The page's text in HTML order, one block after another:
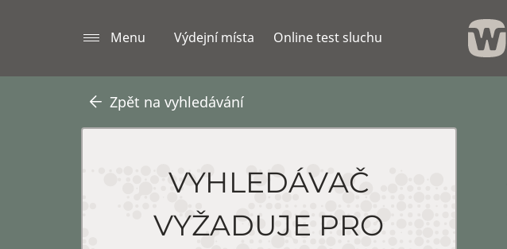
Menu Výdejní místa Online test sluchu
Zpět na vyhledávání
VYHLEDÁVAČ
VYŽADUJE PRO